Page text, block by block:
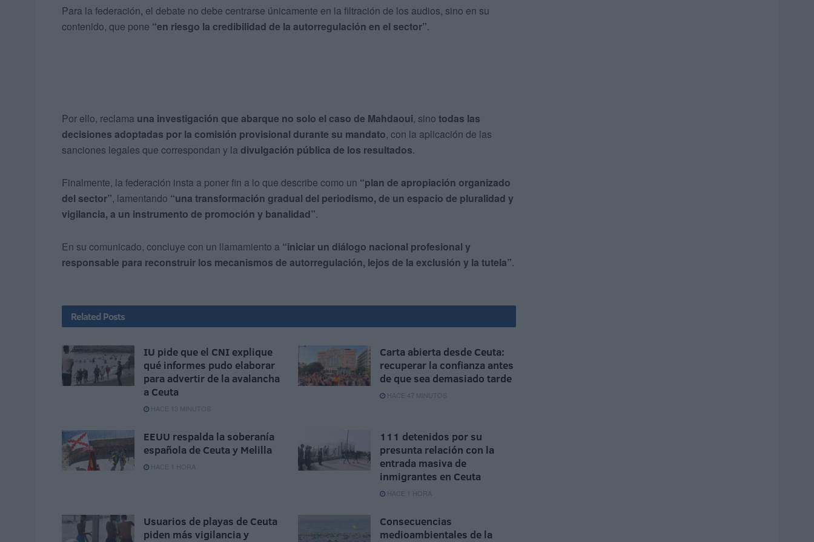
Para la federación, el debate no debe centrarse únicamente en la filtración de los audios, sino en su
contenido, que pone “en riesgo la credibilidad de la autorregulación en el sector”.
Por ello, reclama una investigación que abarque no solo el caso de Mahdaoui, sino todas las
decisiones adoptadas por la comisión provisional durante su mandato, con la aplicación de las
sanciones legales que correspondan y la divulgación pública de los resultados.
Finalmente, la federación insta a poner fin a lo que describe como un “plan de apropiación organizado
del sector”, lamentando “una transformación gradual del periodismo, de un espacio de pluralidad y
vigilancia, a un instrumento de promoción y banalidad”.
En su comunicado, concluye con un llamamiento a “iniciar un diálogo nacional profesional y
responsable para reconstruir los mecanismos de autorregulación, lejos de la exclusión y la tutela”.
Related Posts
IU pide que el CNI explique
qué informes pudo elaborar
para advertir de la avalancha
a Ceuta
HACE 13 MINUTOS
Carta abierta desde Ceuta:
recuperar la confianza antes
de que sea demasiado tarde
HACE 47 MINUTOS
EEUU respalda la soberanía
española de Ceuta y Melilla
HACE 1 HORA
111 detenidos por su
presunta relación con la
entrada masiva de
inmigrantes en Ceuta
HACE 1 HORA
Usuarios de playas de Ceuta
piden más vigilancia y
Consecuencias
medioambientales de la